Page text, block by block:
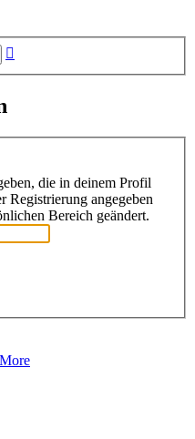
die in deinem Profil
Registrierung angegeben
Bereich geändert.